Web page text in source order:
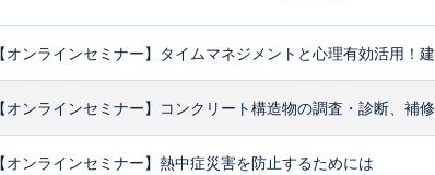
【オンラインセミナー】タイムマネジメントと心理有効活用！
【オンラインセミナー】コンクリート構造物の調査・診断、補
【オンラインセミナー】熱中症災害を防止するためには